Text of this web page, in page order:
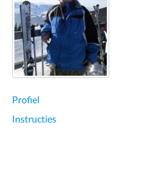
Profiel
Instructies